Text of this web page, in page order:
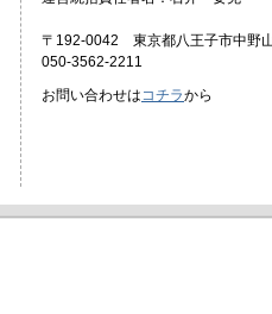
〒192-0042 東京都八王子市中野
050-3562-2211
お問い合わせは コチラから